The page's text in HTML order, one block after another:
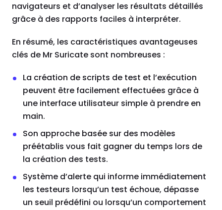
navigateurs et d’analyser les résultats détaillés
grâce à des rapports faciles à interpréter.
En résumé, les caractéristiques avantageuses
clés de Mr Suricate sont nombreuses :
La création de scripts de test et l’exécution
peuvent être facilement effectuées grâce à
une interface utilisateur simple à prendre en
main.
Son approche basée sur des modèles
préétablis vous fait gagner du temps lors de
la création des tests.
Système d’alerte qui informe immédiatement
les testeurs lorsqu’un test échoue, dépasse
un seuil prédéfini ou lorsqu’un comportement